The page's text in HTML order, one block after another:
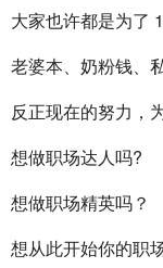
大家也许都是为了
老婆本、奶粉钱、
反正现在的努力，
想做职场达人吗?
想做职场精英吗？
想从此开始你的职